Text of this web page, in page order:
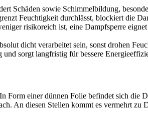
Schäden sowie Schimmelbildung,
Feuchtigkeit durchlässt, blockiert die
risikoreich ist, eine Dampfsperre
dicht verarbeitet sein, sonst drohen
sorgt langfristig für bessere
Form einer dünnen Folie befindet sich die
An diesen Stellen kommt es vermehrt